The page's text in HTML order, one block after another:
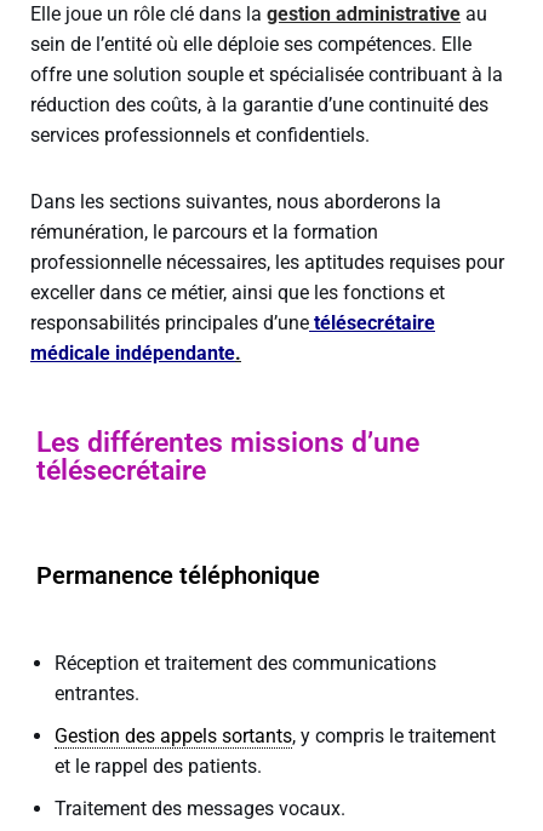
Elle joue un rôle clé dans la gestion administrative au
sein de l’entité où elle déploie ses compétences. Elle
offre une solution souple et spécialisée contribuant à la
réduction des coûts, à la garantie d’une continuité des
services professionnels et confidentiels.
Dans les sections suivantes, nous aborderons la
rémunération, le parcours et la formation
professionnelle nécessaires, les aptitudes requises pour
exceller dans ce métier, ainsi que les fonctions et
responsabilités principales d’une télésecrétaire
médicale indépendante.
Les différentes missions d’une
télésecrétaire
Permanence téléphonique
Réception et traitement des communications
entrantes.
Gestion des appels sortants, y compris le traitement
et le rappel des patients.
Traitement des messages vocaux.